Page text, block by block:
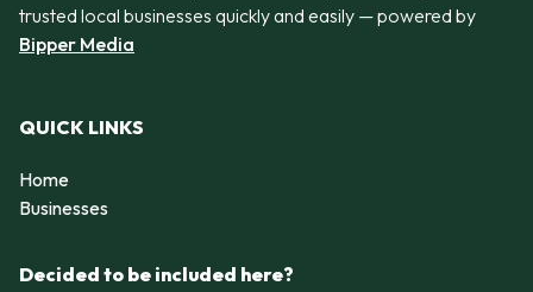
trusted local businesses quickly and easily — powered by
Bipper Media
QUICK LINKS
Home
Businesses
Decided to be included here?